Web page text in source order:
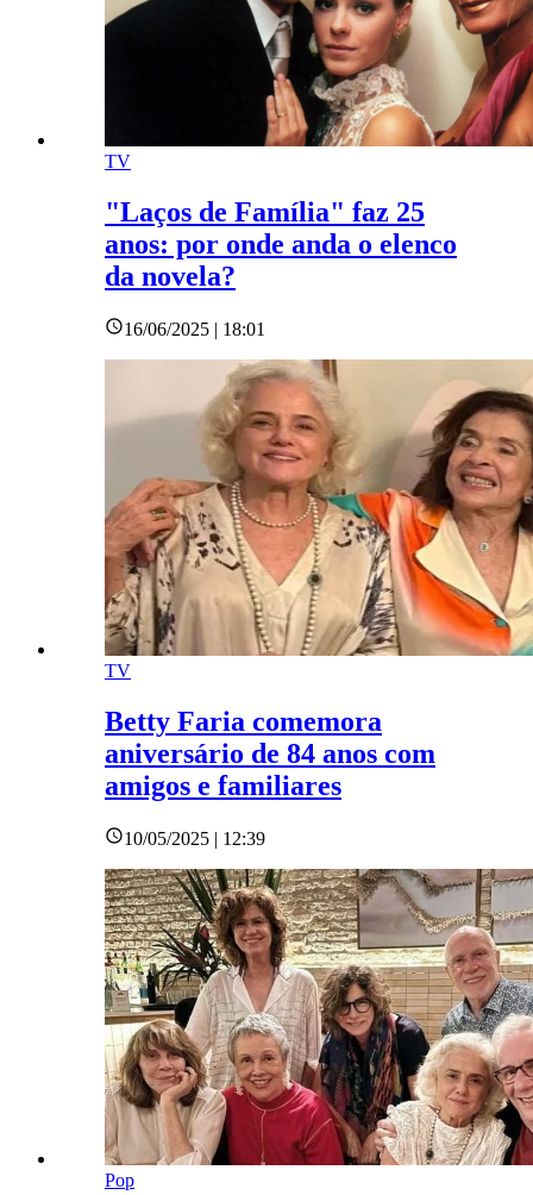
TV
"Laços de Família" faz 25
anos: por onde anda o elenco
da novela?
16/06/2025 | 18:01
TV
Betty Faria comemora
aniversário de 84 anos com
amigos e familiares
10/05/2025 | 12:39
Pop